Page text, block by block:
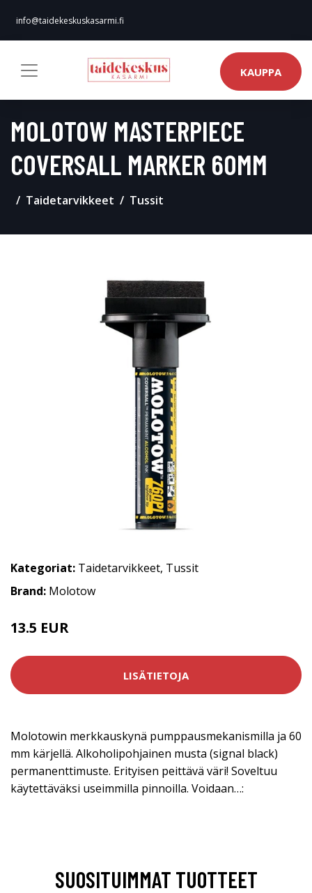
info@taidekeskuskasarmi.fi
KAUPPA
MOLOTOW MASTERPIECE
COVERSALL MARKER 60MM
Taidetarvikkeet Tussit
Kategoriat: Taidetarvikkeet, Tussit
Brand: Molotow
13.5 EUR
LISÄTIETOJA
Molotowin merkkauskynä pumppausmekanismilla ja 60
mm kärjellä. Alkoholipohjainen musta (signal black)
permanenttimuste. Erityisen peittävä väri! Soveltuu
käytettäväksi useimmilla pinnoilla. Voidaan…:
SUOSITUIMMAT TUOTTEET